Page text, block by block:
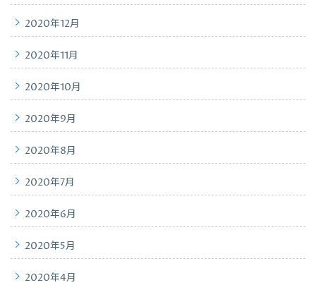
2020年12月
2020年11月
2020年10月
2020年9月
2020年8月
2020年7月
2020年6月
2020年5月
2020年4月